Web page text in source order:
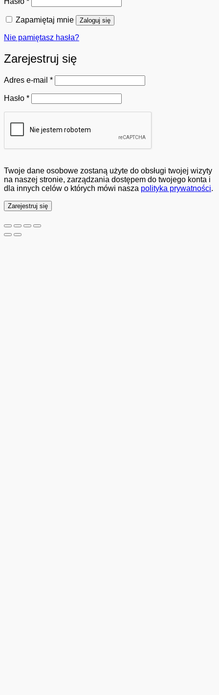
Zapamiętaj mnie Zaloguj się
Nie pamiętasz hasła?
Zarejestruj się
Adres e-mail *Wymagane
Hasło *Wymagane
Twoje dane osobowe zostaną użyte do obsługi twojej wizyty
na naszej stronie, zarządzania dostępem do twojego konta i
dla innych celów o których mówi nasza polityka prywatności.
Zarejestruj się